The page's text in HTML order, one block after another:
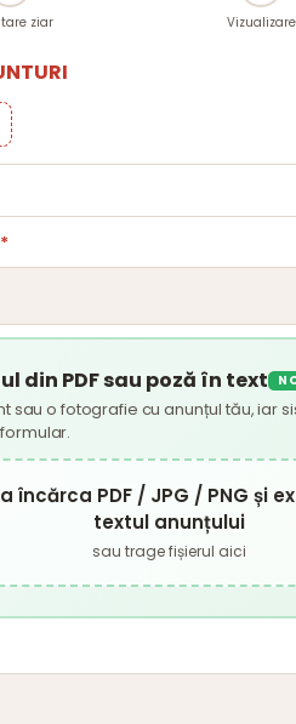
ziar Vizualizare
*
din PDF sau poză în text
sau o fotografie cu anunțul tău, iar
încărca PDF / JPG / PNG și
textul anunțului
sau trage fișierul aici